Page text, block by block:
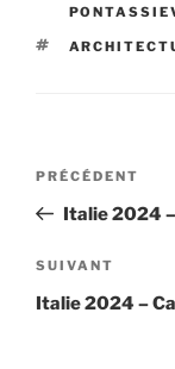
Navigation
l’article
Article
précédent
PRÉCÉDENT
Italie 2024
Article
suivant
SUIVANT
Italie 2024 –